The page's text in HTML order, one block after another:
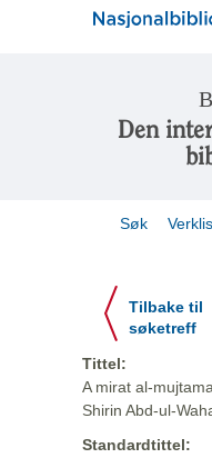
Den
Søk
Tilbake til
søketreff
Tittel:
A mirat al-
Shirin Abd-ul-
Standardtittel: